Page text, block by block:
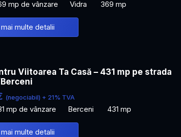
mp de vânzare Vidra 369 mp
multe detalii
Viitoarea Ta Casă – 431 mp pe strada
(negociabil) + 21% TVA
mp de vânzare Berceni 431 mp
multe detalii